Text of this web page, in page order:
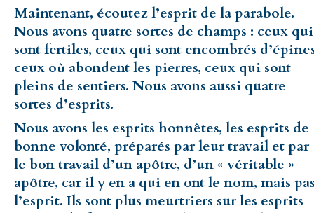
Maintenant, écoutez l’esprit de la parabole.
Nous avons quatre sortes de champs : ceux qui
sont fertiles, ceux qui sont encombrés
ceux où abondent les pierres, ceux qui sont
pleins de sentiers. Nous avons aussi quatre
sortes d’esprits.
Nous avons les esprits honnêtes, les esprits de
bonne volonté, préparés par leur travail et par
le bon travail d’un apôtre, d’un « véritable »
apôtre, car il y en a qui en ont le nom, mais
l’esprit. Ils sont plus meurtriers sur les esprits